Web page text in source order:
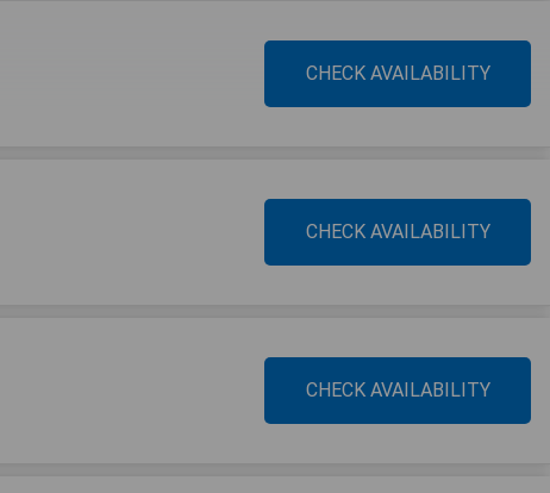
CHECK AVAILABILITY
CHECK AVAILABILITY
CHECK AVAILABILITY